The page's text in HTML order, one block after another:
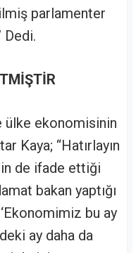
parlamenter
ülke ekonomisinin
Kaya; “Hatırlayın
de ifade ettiği
bakan yaptığı
bu ay
ay daha da